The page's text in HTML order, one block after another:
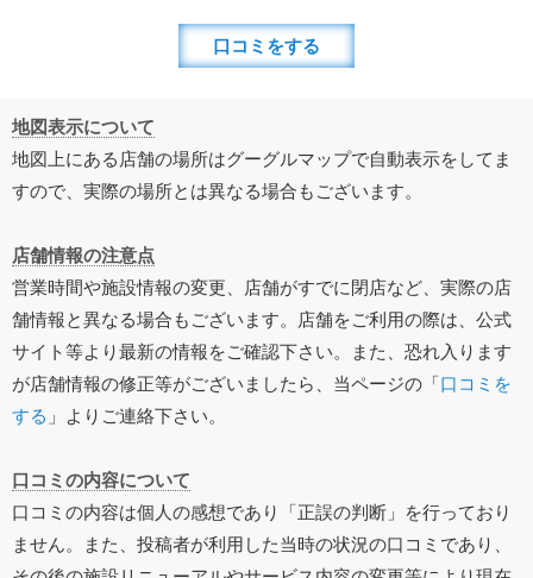
口コミをする
地図表示について
地図上にある店舗の場所はグーグルマップで自動表示をしてま
すので、実際の場所とは異なる場合もございます。
店舗情報の注意点
営業時間や施設情報の変更、店舗がすでに閉店など、実際の店
舗情報と異なる場合もございます。店舗をご利用の際は、公式
サイト等より最新の情報をご確認下さい。また、恐れ入ります
が店舗情報の修正等がございましたら、当ページの「口コミを
する 」よりご連絡下さい。
口コミの内容について
口コミの内容は個人の感想であり「正誤の判断」を行っており
ません。また、投稿者が利用した当時の状況の口コミであり、